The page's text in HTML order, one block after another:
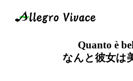
Quanto è
なんと彼女は